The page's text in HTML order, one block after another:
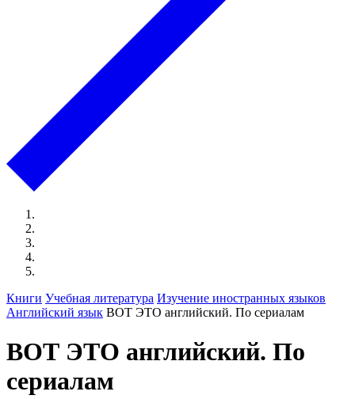
Книги Учебная литература Изучение иностранных языков
Английский язык ВОТ ЭТО английский. По сериалам
ВОТ ЭТО английский. По
сериалам